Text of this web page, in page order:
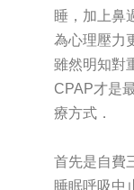
睡，加上鼻
為心理壓力
雖然明知對
CPAP才是
療方式．
首先是自費
睡眠呼吸中